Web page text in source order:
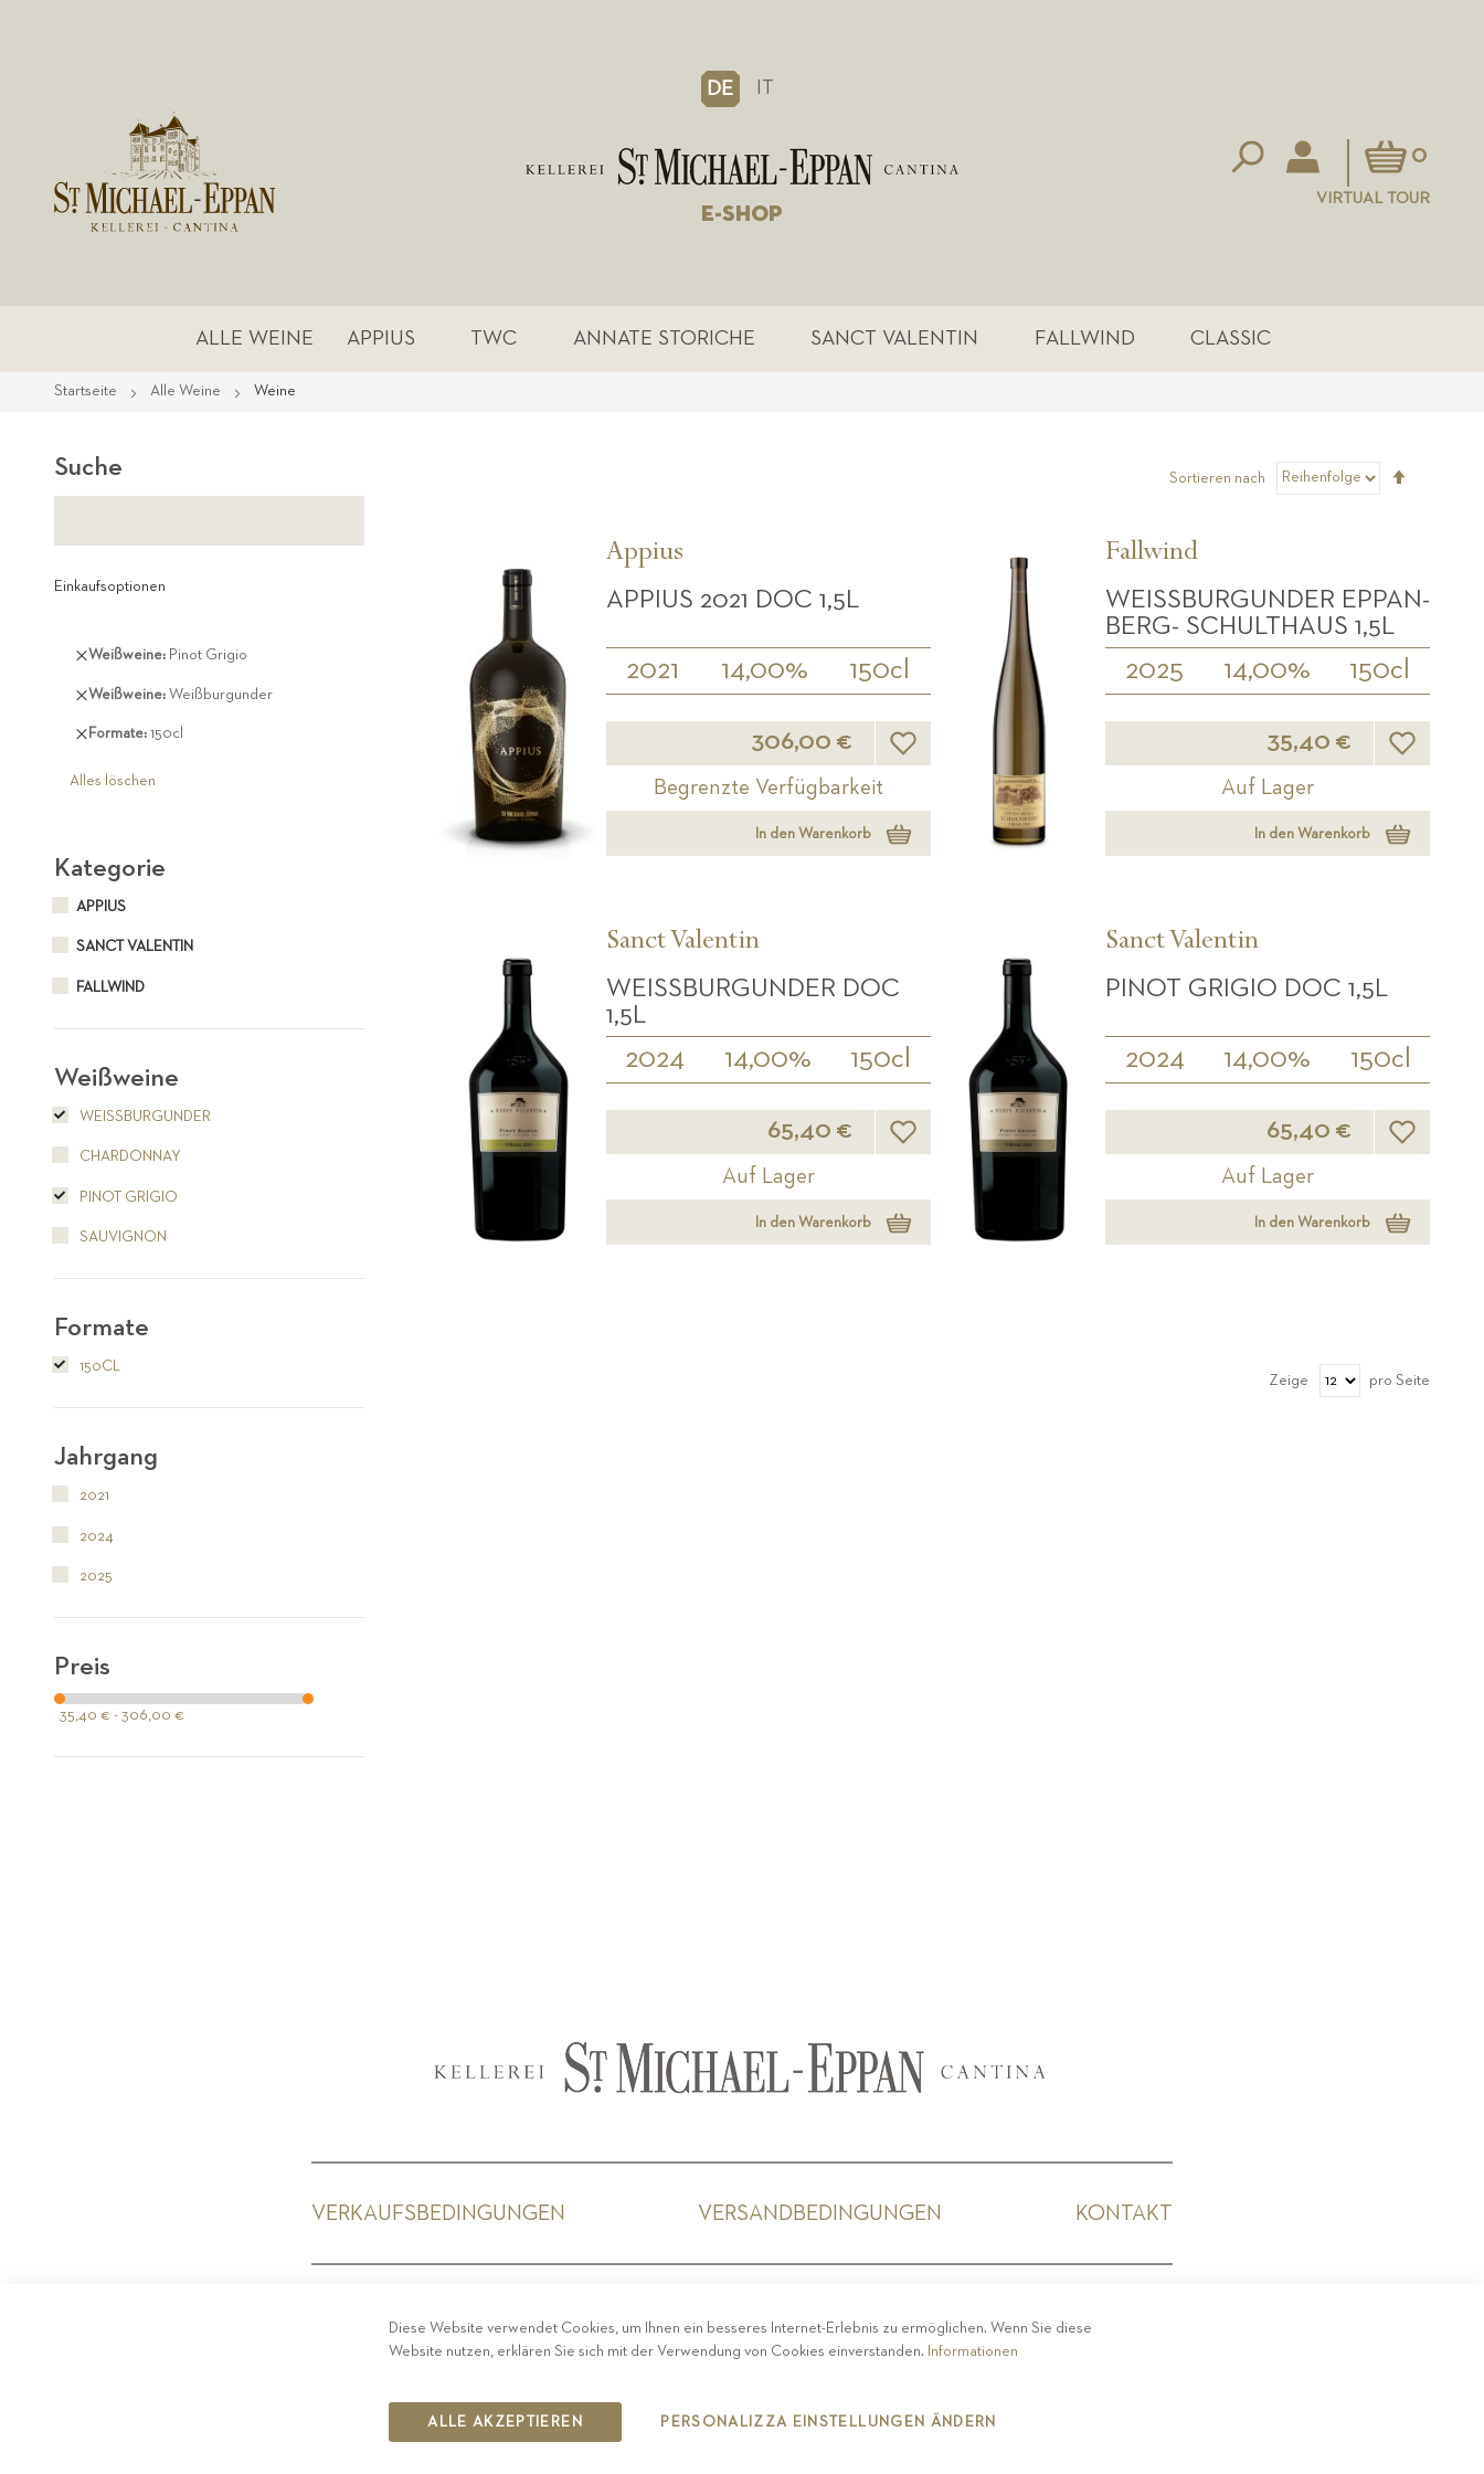
DE IT
E-SHOP
Mein Warenkorb
0
VIRTUAL TOUR
ALLE WEINE APPIUS TWC ANNATE STORICHE SANCT VALENTIN FALLWIND CLASSIC
Startseite Alle Weine Weine
Sortieren nach
Appius
APPIUS 2021 DOC 1,5L
2021 14,00% 150cl
306,00 € Wunschliste
Begrenzte Verfügbarkeit
In den Warenkorb
Fallwind
WEISSBURGUNDER EPPAN-B
ERG- SCHULTHAUS 1,5L
2025 14,00% 150cl
35,40 € Wunschliste
Auf Lager
In den Warenkorb
Sanct Valentin
WEISSBURGUNDER DOC 1
,5L
2024 14,00% 150cl
65,40 € Wunschliste
Auf Lager
In den Warenkorb
Sanct Valentin
PINOT GRIGIO DOC 1,5L
2024 14,00% 150cl
65,40 € Wunschliste
Auf Lager
In den Warenkorb
Zeige pro Seite
Suche
Einkaufsoptionen
Weißweine Pinot Grigio
Diesen
entfernen
Weißweine Weißburgunder
Diesen
entfernen
Formate 150cl
Diesen
entfernen
Alles löschen
Kategorie
APPIUS
SANCT VALENTIN
FALLWIND
Weißweine
WEISSBURGUNDER
CHARDONNAY
PINOT GRIGIO
SAUVIGNON
Formate
150CL
Jahrgang
2021
2024
2025
Preis
35,40 € - 306,00 €
VERKAUFSBEDINGUNGEN VERSANDBEDINGUNGEN KONTAKT
COPYRIGHT 2019 ST.MICHAEL - EPPAN
Diese Website verwendet Cookies, um Ihnen ein besseres Internet-Erlebnis zu ermöglichen. Wenn Sie diese
Website nutzen, erklären Sie sich mit der Verwendung von Cookies einverstanden. Informationen
ALLE AKZEPTIEREN PERSONALIZZA EINSTELLUNGEN ÄNDERN